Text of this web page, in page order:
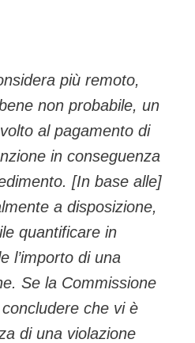
più remoto,
non probabile, un
al pagamento di
in conseguenza
[In base alle]
a disposizione,
quantificare in
l’importo di una
Se la Commissione
che vi è
di una violazione